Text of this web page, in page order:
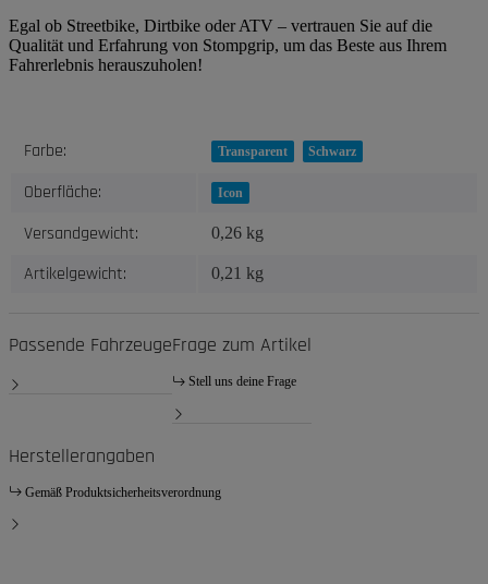
Egal ob Streetbike, Dirtbike oder ATV – vertrauen Sie auf die
Qualität und Erfahrung von Stompgrip, um das Beste aus Ihrem
Fahrerlebnis herauszuholen!
Produkteigenschaft
Wert
Farbe: Transparent Schwarz
Oberfläche: Icon
Versandgewicht: 0,26 kg
Artikelgewicht: 0,21 kg
Passende FahrzeugeFrage zum Artikel
Stell uns deine Frage
Herstellerangaben
Gemäß Produktsicherheitsverordnung